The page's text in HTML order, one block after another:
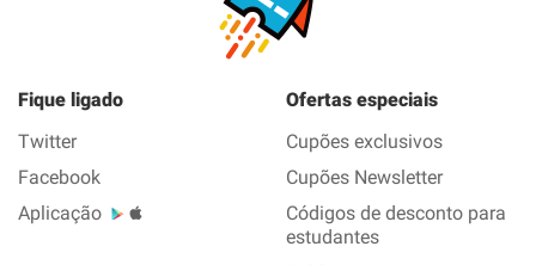
Fique ligado
Twitter
Facebook
Aplicação
Ofertas especiais
Cupões exclusivos
Cupões Newsletter
Códigos de desconto para
estudantes